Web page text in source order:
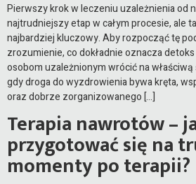
Pierwszy krok w leczeniu uzależnienia od
najtrudniejszy etap w całym procesie, ale
najbardziej kluczowy. Aby rozpocząć tę
zrozumienie, co dokładnie oznacza
osobom uzależnionym wrócić na właściwą
gdy droga do wyzdrowienia bywa kręta,
oraz dobrze zorganizowanego […]
Terapia nawrotów –
przygotować się na
momenty po terapii?